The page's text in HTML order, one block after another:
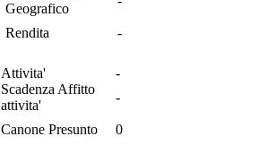
Geografico
Rendita
-
Attivita'
-
Scadenza Affitto
attivita'
-
Canone Presunto
0